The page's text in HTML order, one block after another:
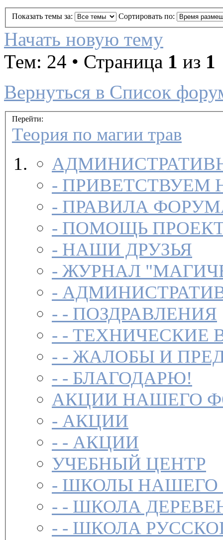
Показать темы за: Сортировать по:
Начать новую тему
Тем: 24 • Страница 1 из 1
Вернуться в Список
Перейти:
Теория по магии трав
- ПРИВЕТСТВУЕМ
-
ПРАВИЛА
- ПОМОЩЬ
- НАШИ ДРУЗЬЯ
- ЖУРНАЛ
-
- - ПОЗДРАВЛЕНИЯ
- - ТЕХНИЧЕСКИЕ
- - ЖАЛОБЫ И
- - БЛАГОДАРЮ!
АКЦИИ НАШЕГО
- АКЦИИ
- - АКЦИИ
УЧЕБНЫЙ ЦЕНТР
- ШКОЛЫ НАШЕГО
- - ШКОЛА
- - ШКОЛА